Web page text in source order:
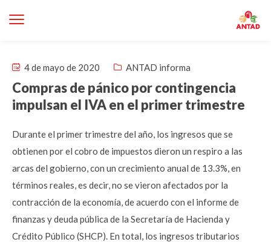
4 de mayo de 2020 ANTAD informa
Compras de pánico por contingencia
impulsan el IVA en el primer trimestre
Durante el primer trimestre del año, los ingresos que se
obtienen por el cobro de impuestos dieron un respiro a las
arcas del gobierno, con un crecimiento anual de 13.3%, en
términos reales, es decir, no se vieron afectados por la
contracción de la economía, de acuerdo con el informe de
finanzas y deuda pública de la Secretaría de Hacienda y
Crédito Público (SHCP). En total, los ingresos tributarios